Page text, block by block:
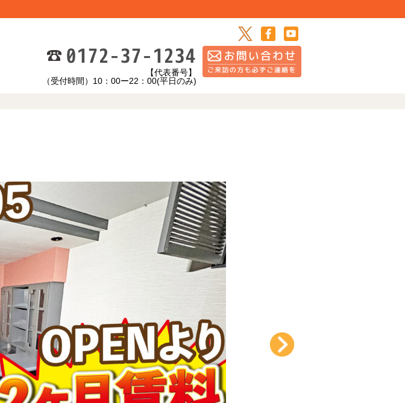
0172-37-1234
【代表番号】
受付時間）10：00ー22：00(平日のみ)